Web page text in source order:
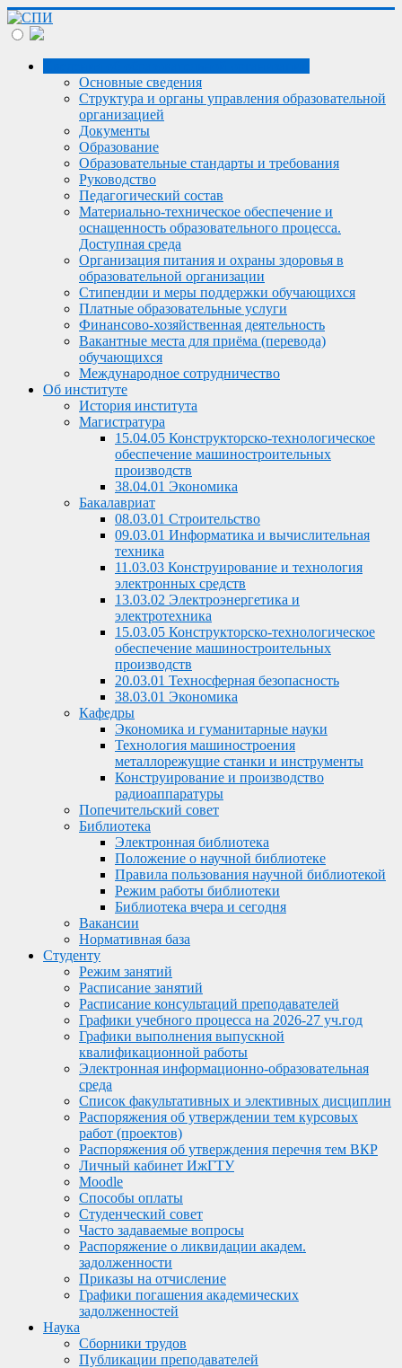
Основные сведения
Структура и органы управления образовательной
организацией
Документы
Образование
Образовательные стандарты и требования
Руководство
Педагогический состав
Материально-техническое обеспечение и
оснащенность образовательного процесса.
Доступная среда
Организация питания и охраны здоровья в
образовательной организации
Стипендии и меры поддержки обучающихся
Платные образовательные услуги
Финансово-хозяйственная деятельность
Вакантные места для приёма (перевода)
обучающихся
Международное сотрудничество
Об институте
История института
Магистратура
15.04.05 Конструкторско-технологическое
обеспечение машиностроительных
производств
38.04.01 Экономика
Бакалавриат
08.03.01 Строительство
09.03.01 Информатика и вычислительная
техника
11.03.03 Конструирование и технология
электронных средств
13.03.02 Электроэнергетика и
электротехника
15.03.05 Конструкторско-технологическое
обеспечение машиностроительных
производств
20.03.01 Техносферная безопасность
38.03.01 Экономика
Кафедры
Экономика и гуманитарные науки
Технология машиностроения
металлорежущие станки и инструменты
Конструирование и производство
радиоаппаратуры
Попечительский совет
Библиотека
Электронная библиотека
Положение о научной библиотеке
Правила пользования научной библиотекой
Режим работы библиотеки
Библиотека вчера и сегодня
Вакансии
Нормативная база
Студенту
Режим занятий
Расписание занятий
Расписание консультаций преподавателей
Графики учебного процесса на 2026-27 уч.год
Графики выполнения выпускной
квалификационной работы
Электронная информационно-образовательная
среда
Список факультативных и элективных дисциплин
Распоряжения об утверждении тем курсовых
работ (проектов)
Распоряжения об утверждения перечня тем ВКР
Личный кабинет ИжГТУ
Moodle
Способы оплаты
Студенческий совет
Часто задаваемые вопросы
Распоряжение о ликвидации академ.
задолженности
Приказы на отчисление
Графики погашения академических
задолженностей
Наука
Сборники трудов
Публикации преподавателей